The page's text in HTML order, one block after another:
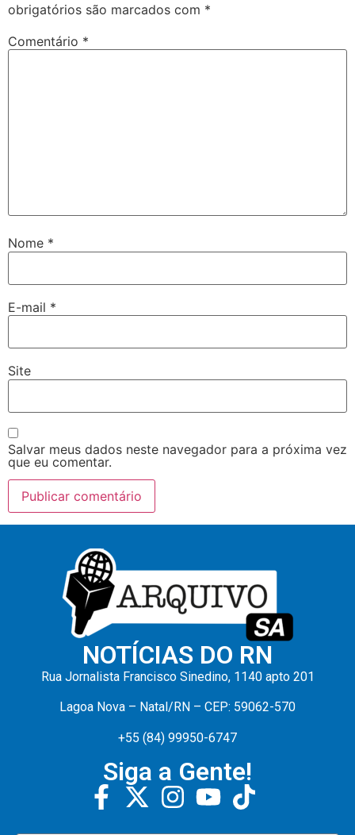
obrigatórios são marcados com *
Comentário *
Nome *
E-mail *
Site
Salvar meus dados neste navegador para a próxima vez
que eu comentar.
NOTÍCIAS DO RN
Rua Jornalista Francisco Sinedino, 1140 apto 201
Lagoa Nova – Natal/RN – CEP: 59062-570
+55 (84) 99950-6747
Siga a Gente!